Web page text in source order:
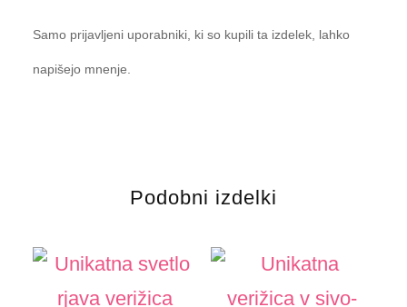
Samo prijavljeni uporabniki, ki so kupili ta izdelek, lahko
napišejo mnenje.
Podobni izdelki